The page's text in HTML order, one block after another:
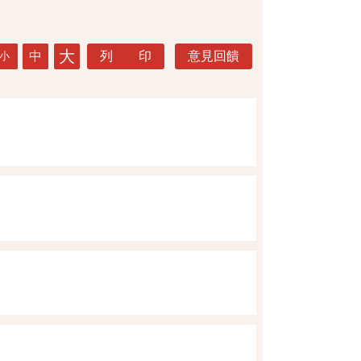
小 中 大 列 印 意見回饋